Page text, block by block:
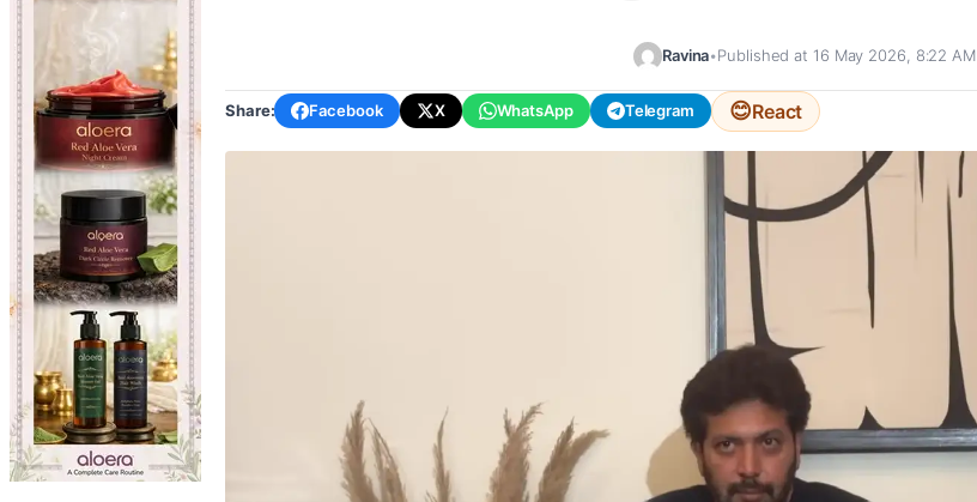
Ravina•Published at 16 May 2026, 8:22 AM
Share: Facebook X WhatsApp Telegram 😊React